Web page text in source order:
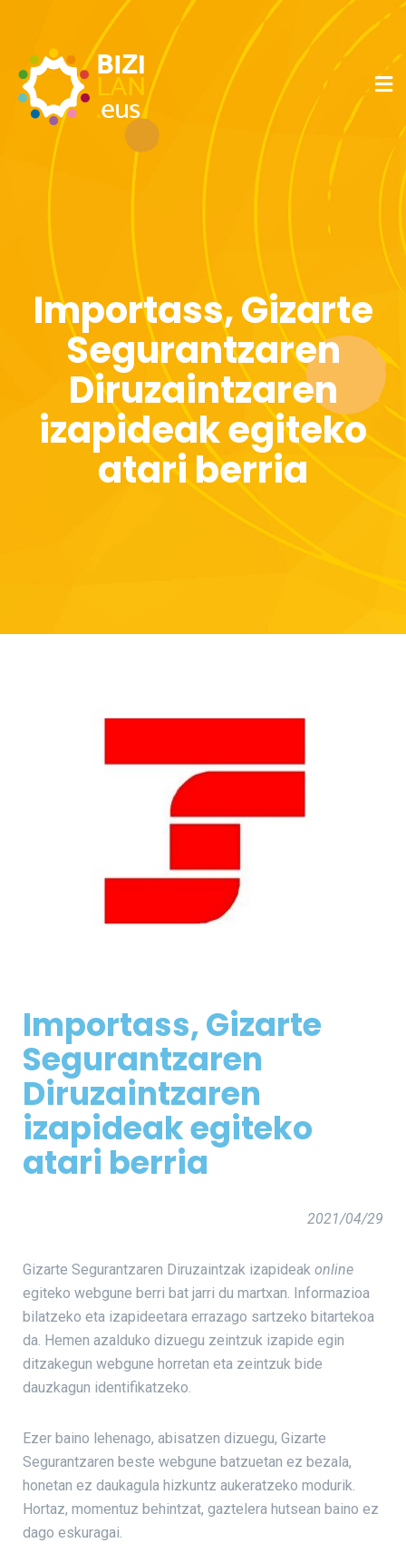
Importass, Gizarte
Segurantzaren
Diruzaintzaren
izapideak egiteko
atari berria
Importass, Gizarte
Segurantzaren
Diruzaintzaren
izapideak egiteko
atari berria
2021/04/29
Gizarte Segurantzaren Diruzaintzak izapideak online
egiteko webgune berri bat jarri du martxan. Informazioa
bilatzeko eta izapideetara errazago sartzeko bitartekoa
da. Hemen azalduko dizuegu zeintzuk izapide egin
ditzakegun webgune horretan eta zeintzuk bide
dauzkagun identifikatzeko.
Ezer baino lehenago, abisatzen dizuegu, Gizarte
Segurantzaren beste webgune batzuetan ez bezala,
honetan ez daukagula hizkuntz aukeratzeko modurik.
Hortaz, momentuz behintzat, gaztelera hutsean baino ez
dago eskuragai.